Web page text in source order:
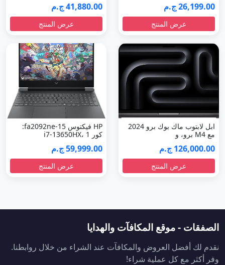
26,199.00 ج.م
عرض المنتج
41,880.00 ج.م
عرض المنتج
ابل لابتوب ماك بوك برو 2024
مع M4 برو، و
126,000.00 ج.م
عرض المنتج
HP فيكتوس 15-fa2092ne:
كور i7-13650HX، 1
59,999.00 ج.م
عرض المنتج
الصفقات - موقع المكافآت والهدايا
نقدم لك أفضل العروض والمكافآت عند الشراء من خلال روابطنا.
وفر أكثر مع كل عملية شراء!